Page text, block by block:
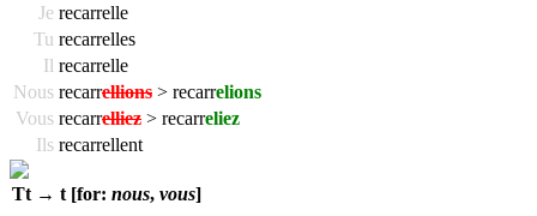
Je recarrelle
Tu recarrelles
Il recarrelle
Nous recarrellions > recarrelions
Vous recarrelliez > recarreliez
Ils recarrellent
Tt → t [for: nous, vous]